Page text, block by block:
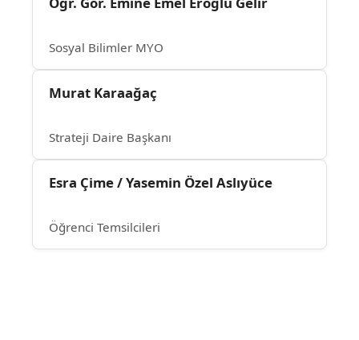
Sosyal Bilimler MYO
Murat Karaağaç
Strateji Daire Başkanı
Esra Çime / Yasemin Özel Aslıyüce
Öğrenci Temsilcileri